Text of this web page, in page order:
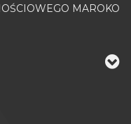
MAROKO